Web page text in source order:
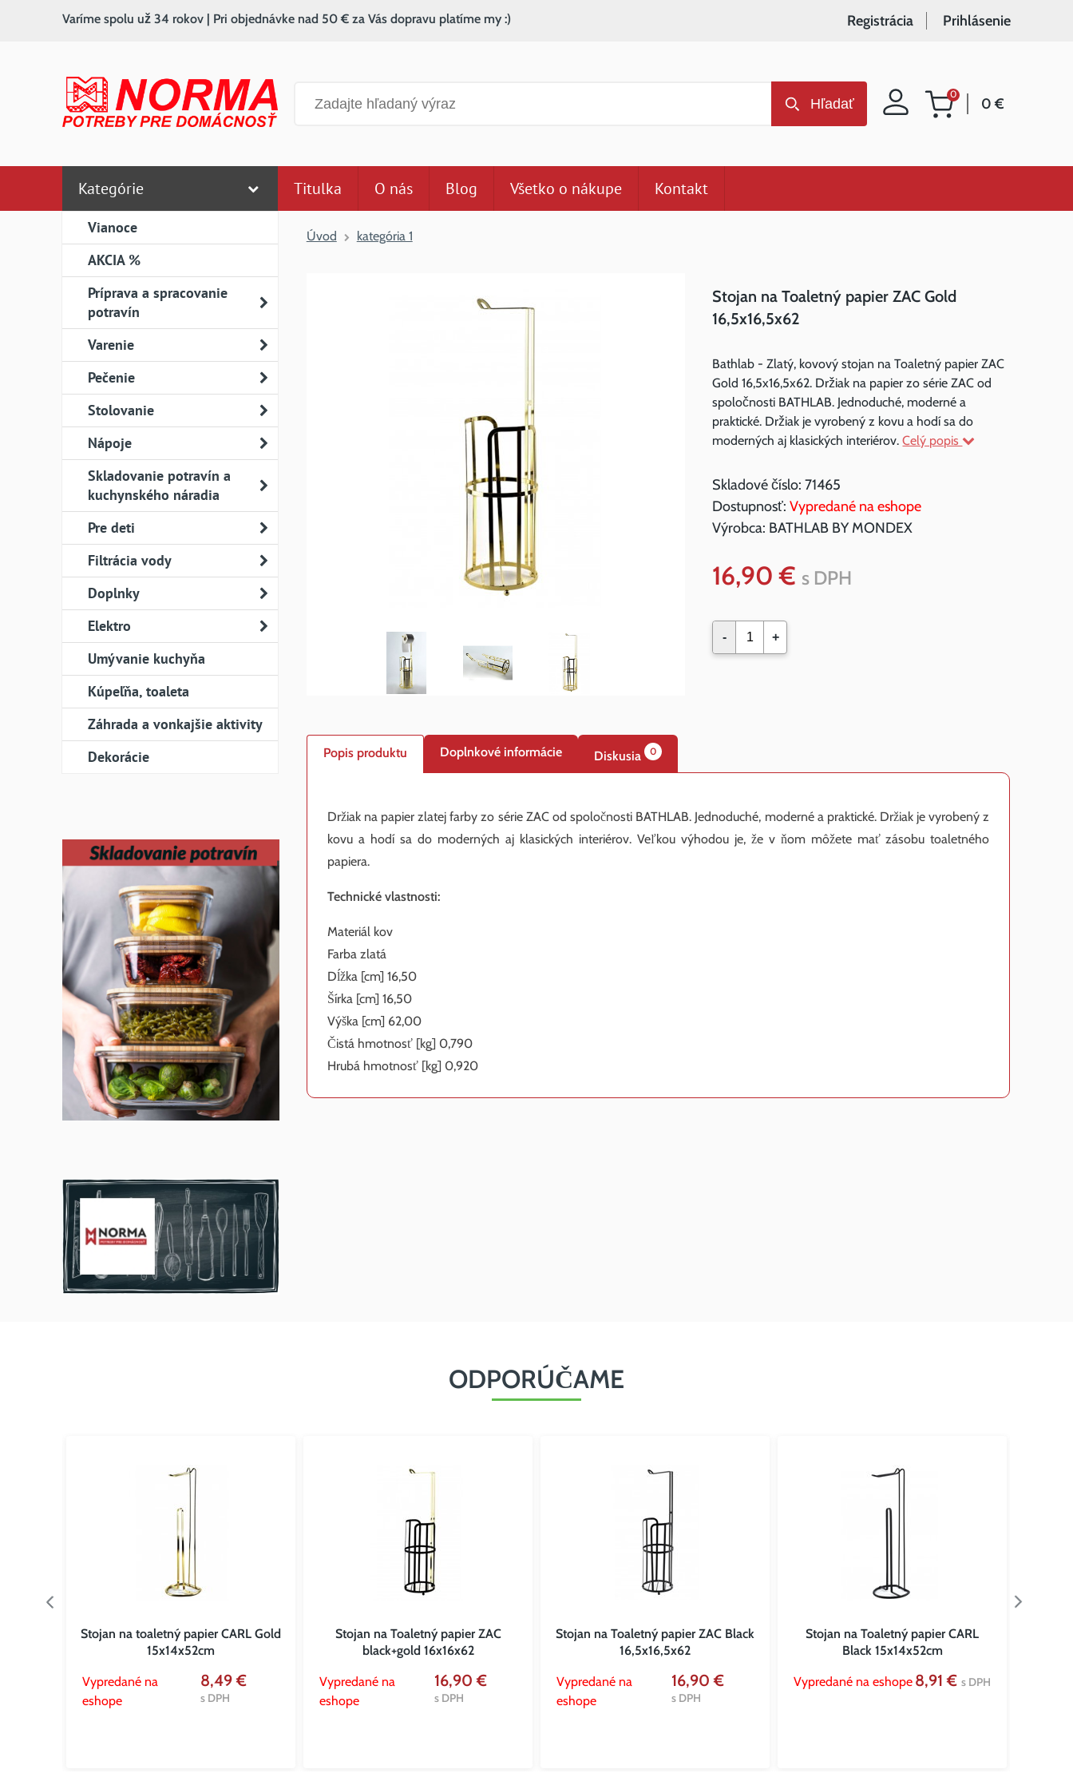
Nákupný
0
0 €
Hľadať
Varíme spolu už 34 rokov | Pri objednávke nad 50 € za Vás dopravu platíme my :) Registrácia Prihlásenie
Kategórie
Vianoce
AKCIA %
Príprava a spracovanie
potravín
Varenie
Pečenie
Stolovanie
Nápoje
Skladovanie potravín a
kuchynského náradia
Pre deti
Filtrácia vody
Doplnky
Elektro
Umývanie kuchyňa
Kúpeľňa, toaleta
Záhrada a vonkajšie aktivity
Dekorácie
Titulka O nás Blog Všetko o nákupe Kontakt
Úvod kategória 1
Stojan na Toaletný papier ZAC Gold
16,5x16,5x62
Bathlab - Zlatý, kovový stojan na Toaletný papier ZAC
Gold 16,5x16,5x62. Držiak na papier zo série ZAC od
spoločnosti BATHLAB. Jednoduché, moderné a
praktické. Držiak je vyrobený z kovu a hodí sa do
moderných aj klasických interiérov.Celý popis
Skladové číslo:71465
Dostupnosť:Vypredané na eshope
Výrobca: BATHLAB BY MONDEX
16,90 € s DPH
- +
Popis produktu Doplnkové informácie Diskusia 0
Držiak na papier zlatej farby zo série ZAC od spoločnosti BATHLAB. Jednoduché, moderné a praktické. Držiak je vyrobený z
kovu a hodí sa do moderných aj klasických interiérov. Veľkou výhodou je, že v ňom môžete mať zásobu toaletného
papiera.
Technické vlastnosti:
Materiál kov
Farba zlatá
Dĺžka [cm] 16,50
Šírka [cm] 16,50
Výška [cm] 62,00
Čistá hmotnosť [kg] 0,790
Hrubá hmotnosť [kg] 0,920
ODPORÚČAME
Stojan na toaletný papier CARL Gold
15x14x52cm
Vypredané na
eshope
8,49 €
s DPH
Stojan na Toaletný papier ZAC
black+gold 16x16x62
Vypredané na
eshope
16,90 €
s DPH
Stojan na Toaletný papier ZAC Black
16,5x16,5x62
Vypredané na
eshope
16,90 €
s DPH
Stojan na Toaletný papier CARL
Black 15x14x52cm
Vypredané na eshope 8,91 €s DPH